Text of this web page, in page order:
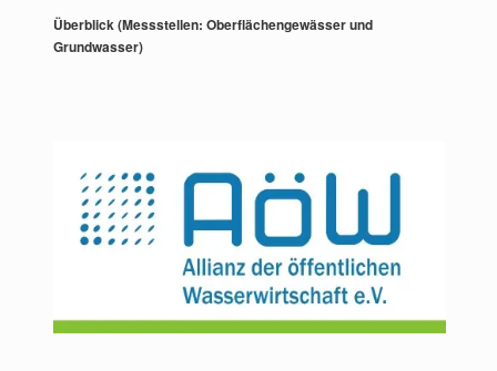
Überblick (Messstellen: Oberflächengewässer und
Grundwasser)